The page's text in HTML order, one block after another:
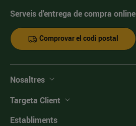
Serveis d'entrega de compra online
Comprovar el codi postal
Nosaltres
Targeta Client
Establiments